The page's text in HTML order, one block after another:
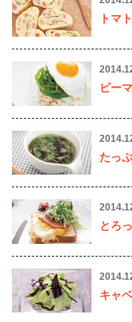
トマ
ピー
たっ
とろ
キャ